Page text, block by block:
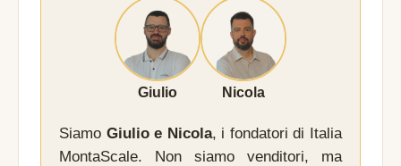
Giulio Nicola
Siamo Giulio e Nicola, i fondatori di Italia
MontaScale. Non siamo venditori, ma